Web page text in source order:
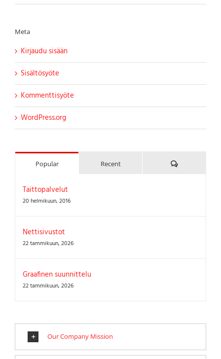
Meta
Kirjaudu sisään
Sisältösyöte
Kommenttisyöte
WordPress.org
Popular Recent Kommenttia
Taittopalvelut
20 helmikuun, 2016
Nettisivustot
22 tammikuun, 2026
Graafinen suunnittelu
22 tammikuun, 2026
Our Company Mission